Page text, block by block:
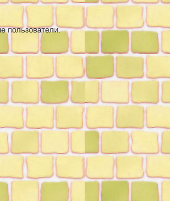
пользователи.